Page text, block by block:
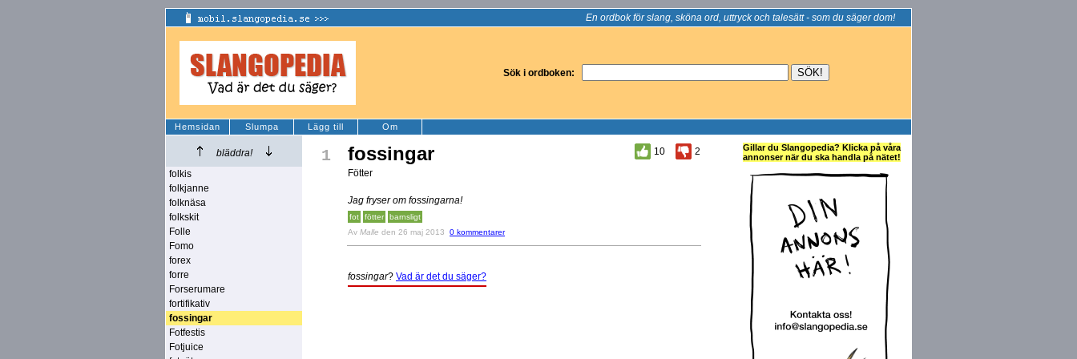
En ordbok för slang, sköna ord, uttryck och talesätt - som du säger dom!
Sök i ordboken:
Hemsidan Slumpa Lägg till Om
bläddra!
folkis
folkjanne
folknäsa
folkskit
Folle
Fomo
forex
forre
Forserumare
fortifikativ
fossingar
Fotfestis
Fotjuice
1 fossingar 10
2
Fötter
Jag fryser om fossingarna!
fot fötter
barnsligt
Av Malle den 26 maj 2013 0 kommentarer
fossingar? Vad är det du säger?
Gillar du Slangopedia? Klicka på våra
annonser när du ska handla på nätet!